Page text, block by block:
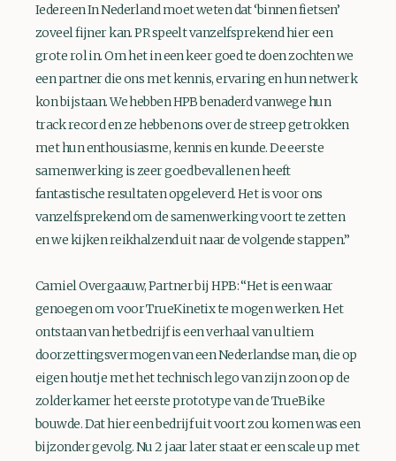
Iedereen In Nederland moet weten dat ‘binnen fietsen’
zoveel fijner kan. PR speelt vanzelfsprekend hier een
grote rol in. Om het in een keer goed te doen zochten we
een partner die ons met kennis, ervaring en hun netwerk
kon bijstaan. We hebben HPB benaderd vanwege hun
track record en ze hebben ons over de streep getrokken
met hun enthousiasme, kennis en kunde. De eerste
samenwerking is zeer goed bevallen en heeft
fantastische resultaten opgeleverd. Het is voor ons
vanzelfsprekend om de samenwerking voort te zetten
en we kijken reikhalzend uit naar de volgende stappen.”
Camiel Overgaauw, Partner bij HPB: “Het is een waar
genoegen om voor TrueKinetix te mogen werken. Het
ontstaan van het bedrijf is een verhaal van ultiem
doorzettingsvermogen van een Nederlandse man, die op
eigen houtje met het technisch lego van zijn zoon op de
zolderkamer het eerste prototype van de TrueBike
bouwde. Dat hier een bedrijf uit voort zou komen was een
bijzonder gevolg. Nu 2 jaar later staat er een scale up met